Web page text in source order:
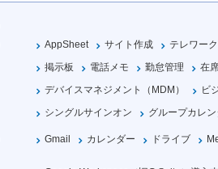
AppSheet サイト作成
テレワーク
掲示板
電話メモ 勤怠管理
在
デバイスマネジメント（MDM）
ビ
シングルサインオン
グループカレ
Gmail カレンダー ドライブ